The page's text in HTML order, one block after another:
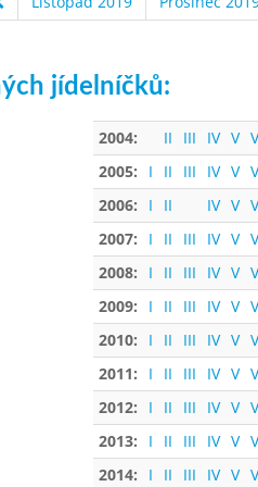
jídelníčků:
2004: II III IV V
2005:
I II III IV V
2006:
I II IV V
2007:
I II III IV V
2008:
I II III IV V
2009:
I II III IV V
2010:
I II III IV V
2011:
I II III IV V
2012:
I II III IV V
2013:
I II III IV V
2014:
I II III IV V